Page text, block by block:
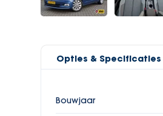
Opties & Specificaties
Bouwjaar
Vermogen